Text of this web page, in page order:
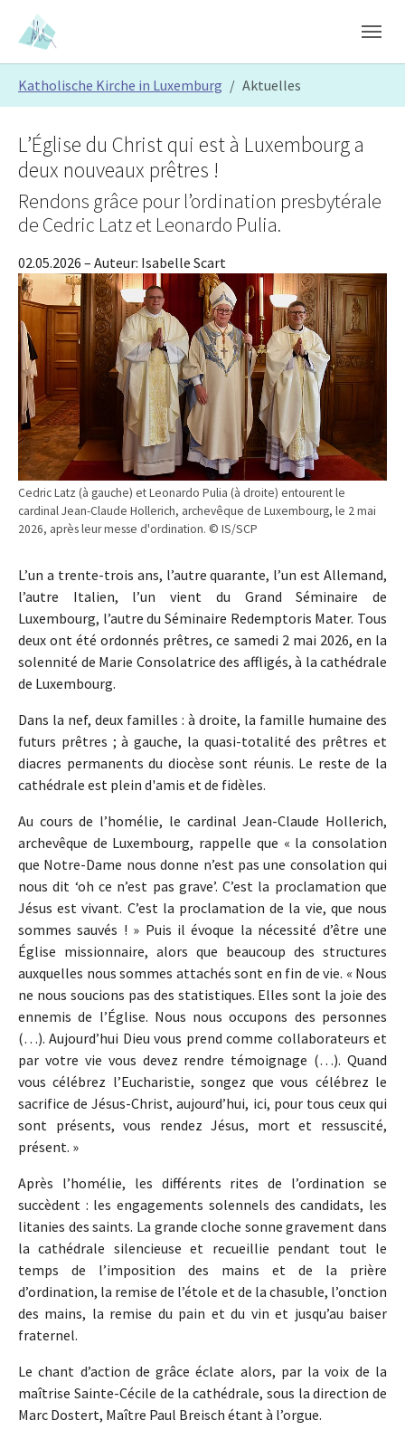
Skip to main content
Skip to page footer
Katholische Kirche in Luxemburg Aktuelles
Cedric Latz (à gauche) et Leonardo Pulia (à droite) entourent le
cardinal Jean-Claude Hollerich, archevêque de Luxembourg, le 2 mai
2026, après leur messe d'ordination. © IS/SCP
L’Église du Christ qui est à Luxembourg a
deux nouveaux prêtres !
Rendons grâce pour l’ordination presbytérale
de Cedric Latz et Leonardo Pulia.
02.05.2026 – Auteur: Isabelle Scart
L’un a trente-trois ans, l’autre quarante, l’un est Allemand,
l’autre Italien, l’un vient du Grand Séminaire de
Luxembourg, l’autre du Séminaire Redemptoris Mater. Tous
deux ont été ordonnés prêtres, ce samedi 2 mai 2026, en la
solennité de Marie Consolatrice des affligés, à la cathédrale
de Luxembourg.
Dans la nef, deux familles : à droite, la famille humaine des
futurs prêtres ; à gauche, la quasi-totalité des prêtres et
diacres permanents du diocèse sont réunis. Le reste de la
cathédrale est plein d'amis et de fidèles.
Au cours de l’homélie, le cardinal Jean-Claude Hollerich,
archevêque de Luxembourg, rappelle que « la consolation
que Notre-Dame nous donne n’est pas une consolation qui
nous dit ‘oh ce n’est pas grave’. C’est la proclamation que
Jésus est vivant. C’est la proclamation de la vie, que nous
sommes sauvés ! » Puis il évoque la nécessité d’être une
Église missionnaire, alors que beaucoup des structures
auxquelles nous sommes attachés sont en fin de vie. « Nous
ne nous soucions pas des statistiques. Elles sont la joie des
ennemis de l’Église. Nous nous occupons des personnes
(…). Aujourd’hui Dieu vous prend comme collaborateurs et
par votre vie vous devez rendre témoignage (…). Quand
vous célébrez l’Eucharistie, songez que vous célébrez le
sacrifice de Jésus-Christ, aujourd’hui, ici, pour tous ceux qui
sont présents, vous rendez Jésus, mort et ressuscité,
présent. »
Après l’homélie, les différents rites de l’ordination se
succèdent : les engagements solennels des candidats, les
litanies des saints. La grande cloche sonne gravement dans
la cathédrale silencieuse et recueillie pendant tout le
temps de l’imposition des mains et de la prière
d’ordination, la remise de l’étole et de la chasuble, l’onction
des mains, la remise du pain et du vin et jusqu’au baiser
fraternel.
Le chant d’action de grâce éclate alors, par la voix de la
maîtrise Sainte-Cécile de la cathédrale, sous la direction de
Marc Dostert, Maître Paul Breisch étant à l’orgue.